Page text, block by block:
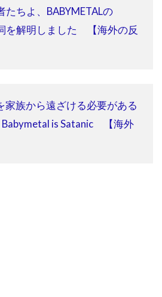
たちよ、BABYMETALの
を解明しました 【海外の反
家族から遠ざける必要がある
is Satanic 【海外